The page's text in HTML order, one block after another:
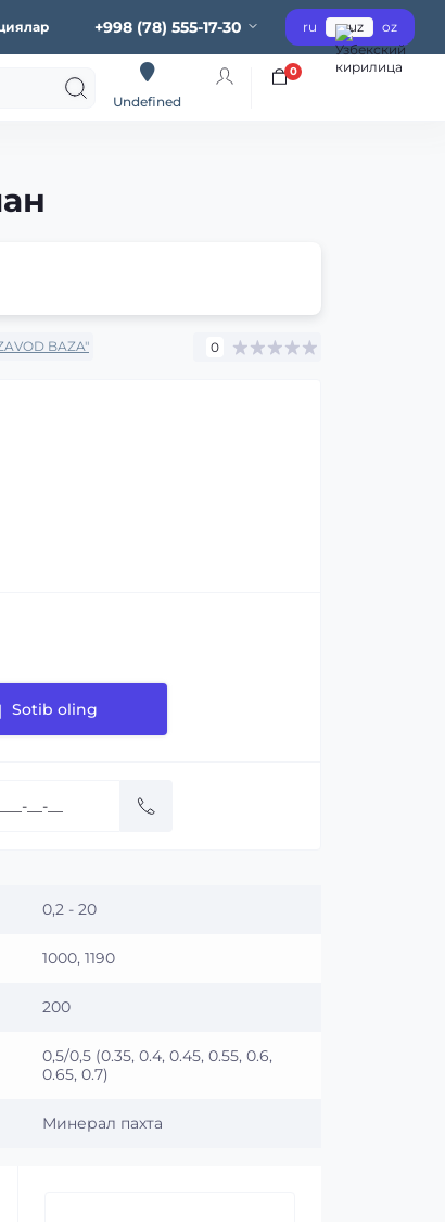
+998 (78) 555-17-30 ru uz oz
Undefined
0
BAZA" 0
Sotib oling
0,2 - 20
1000, 1190
200
0,5/0,5 (0.35, 0.4, 0.45, 0.55, 0.6,
0.65, 0.7)
Минерал пахта